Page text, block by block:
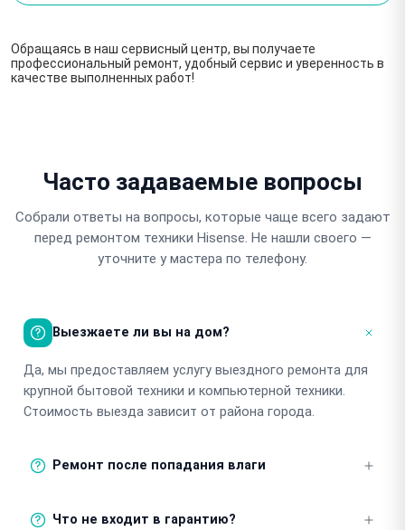
Обращаясь в наш сервисный центр, вы получаете
профессиональный ремонт, удобный сервис и уверенность в
качестве выполненных работ!
Часто задаваемые вопросы
Собрали ответы на вопросы, которые чаще всего задают
перед ремонтом техники Hisense. Не нашли своего —
уточните у мастера по телефону.
Выезжаете ли вы на дом?
Да, мы предоставляем услугу выездного ремонта для
крупной бытовой техники и компьютерной техники.
Стоимость выезда зависит от района города.
Ремонт после попадания влаги
влаги. Важно как можно скорее обратиться в
Что не входит в гарантию?